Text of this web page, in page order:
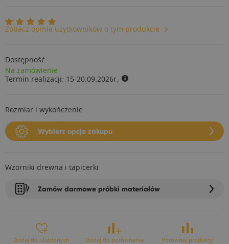
Zobacz opinie użytkowników o tym produkcie
Dostępność:
Na zamówienie
Termin realizacji: 15-20.09.2026r.
Rozmiar i wykończenie
Wybierz opcje zakupu
Wzorniki drewna i tapicerki
Zamów darmowe próbki materiałów
Dodaj do ulubionych Dodaj do porównania Porównaj produkty